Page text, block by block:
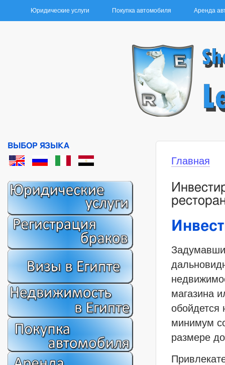
Юридические услуги Покупка автомобиля Аренда
ВЫБОР ЯЗЫКА
Вы
Главная
магазина
обойдется
минимум
размере